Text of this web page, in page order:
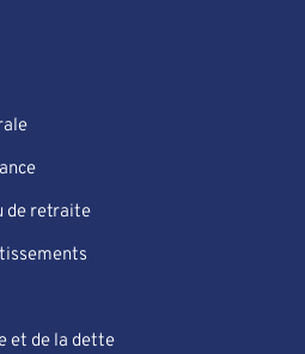
de retraite
et de la dette